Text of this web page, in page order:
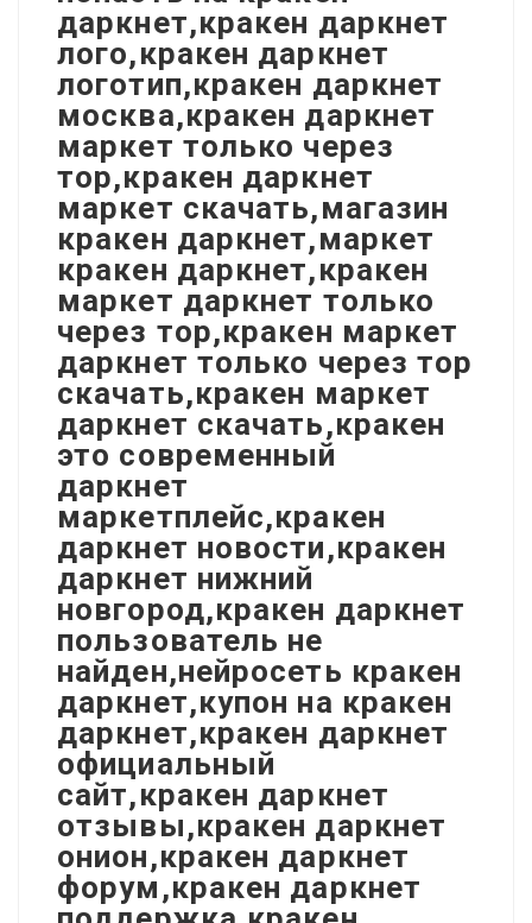
даркнет,кракен даркнет
лого,кракен даркнет
логотип,кракен даркнет
москва,кракен даркнет
маркет только через
тор,кракен даркнет
маркет скачать,магазин
кракен даркнет,маркет
кракен даркнет,кракен
маркет даркнет только
через тор,кракен маркет
даркнет только через тор
скачать,кракен маркет
даркнет скачать,кракен
это современный
даркнет
маркетплейс,кракен
даркнет новости,кракен
даркнет нижний
новгород,кракен даркнет
пользователь не
найден,нейросеть кракен
даркнет,купон на кракен
даркнет,кракен даркнет
официальный
сайт,кракен даркнет
отзывы,кракен даркнет
онион,кракен даркнет
форум,кракен даркнет